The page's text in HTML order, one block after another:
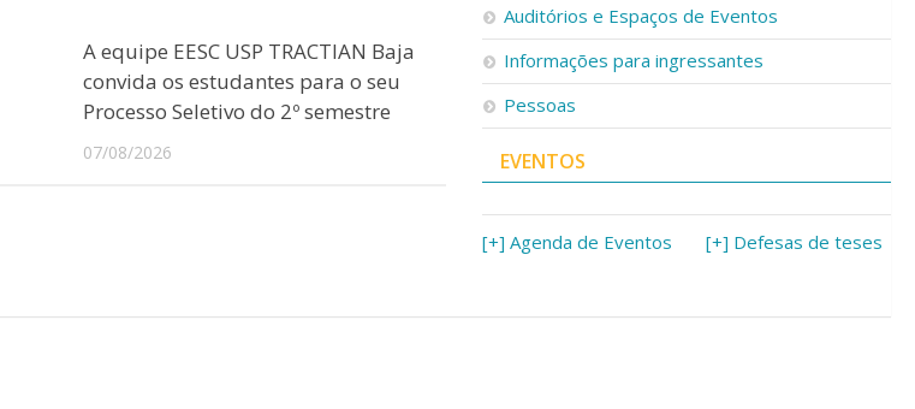
A equipe EESC USP TRACTIAN Baja
convida os estudantes para o seu
Processo Seletivo do 2º semestre
07/08/2026
Auditórios e Espaços de Eventos
Informações para ingressantes
Pessoas
EVENTOS
[+] Agenda de Eventos [+] Defesas de teses